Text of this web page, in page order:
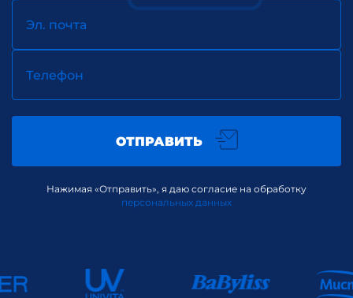
Эл. почта
Телефон
ОТПРАВИТЬ
Нажимая «Отправить», я даю согласие на обработку
персональных данных